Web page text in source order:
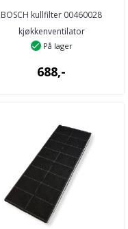
BOSCH kullfilter 00460028
kjøkkenventilator
På lager
688,-